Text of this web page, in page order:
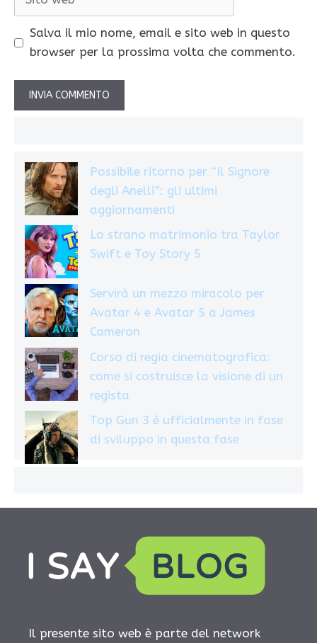
Salva il mio nome, email e sito web in questo
browser per la prossima volta che commento.
Possibile ritorno per “Il Signore
degli Anelli”: gli ultimi
aggiornamenti
Lo strano matrimonio tra Taylor
Swift e Toy Story 5
Servirà un mezzo miracolo per
Avatar 4 e Avatar 5 a James
Cameron
Corso di regia cinematografica:
come si costruisce la visione di un
regista
Top Gun 3 è ufficialmente in fase
di sviluppo in questa fase
Il presente sito web è parte del network